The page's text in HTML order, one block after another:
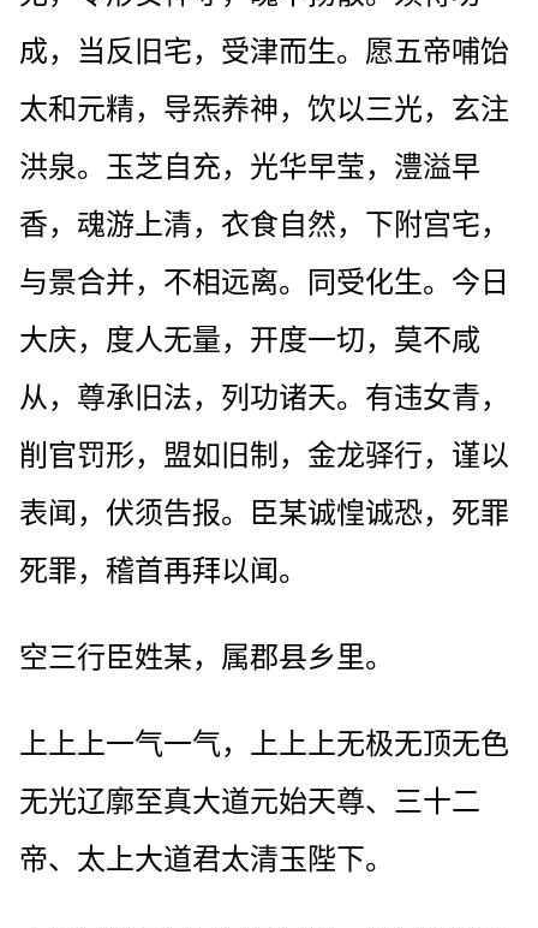
成，当反旧宅，受津而生。愿五帝哺饴
太和元精，导炁养神，饮以三光，玄注
洪泉。玉芝自充，光华早莹，澧溢早
香，魂游上清，衣食自然，下附宫宅，
与景合并，不相远离。同受化生。今日
大庆，度人无量，开度一切，莫不咸
从，尊承旧法，列功诸天。有违女青，
削官罚形，盟如旧制，金龙驿行，谨以
表闻，伏须告报。臣某诚惶诚恐，死罪
死罪，稽首再拜以闻。
空三行臣姓某，属郡县乡里。
上上上一气一气，上上上无极无顶无色
无光辽廓至真大道元始天尊、三十二
帝、太上大道君太清玉陛下。